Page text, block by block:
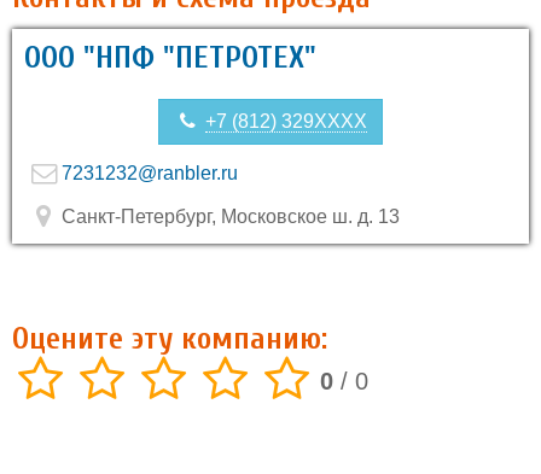
ООО "НПФ "ПЕТРОТЕХ"
+7 (812) 329XXXX
7231232@ranbler.ru
Санкт-Петербург, Московское ш. д. 13
Оцените эту компанию:
0 / 0